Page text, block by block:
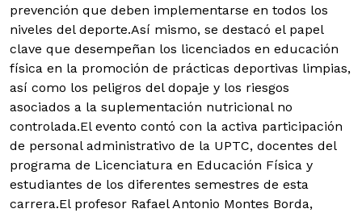
prevención que deben implementarse en todos los
niveles del deporte.Así mismo, se destacó el papel
clave que desempeñan los licenciados en educación
física en la promoción de prácticas deportivas limpias,
así como los peligros del dopaje y los riesgos
asociados a la suplementación nutricional no
controlada.El evento contó con la activa participación
de personal administrativo de la UPTC, docentes del
programa de Licenciatura en Educación Física y
estudiantes de los diferentes semestres de esta
carrera.El profesor Rafael Antonio Montes Borda,